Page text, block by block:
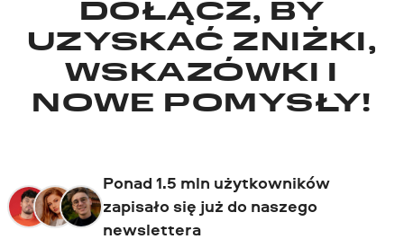
DOŁĄCZ, BY
UZYSKAĆ ZNIŻKI,
WSKAZÓWKI I
NOWE POMYSŁY!
Ponad 1.5 mln użytkowników
zapisało się już do naszego
newslettera